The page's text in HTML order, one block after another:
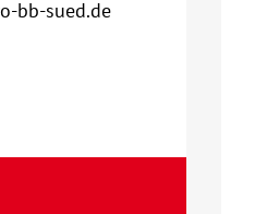
bb-sued.de